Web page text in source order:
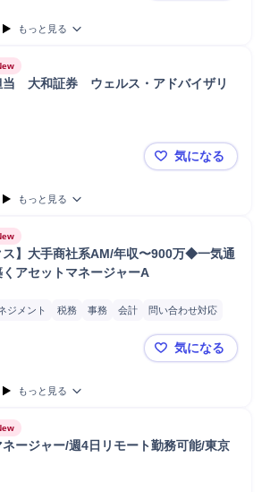
もっと見る
　大和証券　ウェルス・アドバイザリ
不動産提案
気になる
もっと見る
ス】大手商社系AM/年収〜900万◆一気通
アセットマネージャーA
ジメント 税務 事務 会計
問い合わせ対応
プロパティマネジメント 【在宅・フ
気になる
もっと見る
ージャー/週4日リモート勤務可能/東京